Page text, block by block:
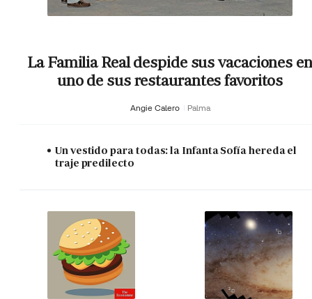
La Familia Real despide sus vacaciones en
uno de sus restaurantes favoritos
Angie Calero Palma
Un vestido para todas: la Infanta Sofía hereda el
traje predilecto